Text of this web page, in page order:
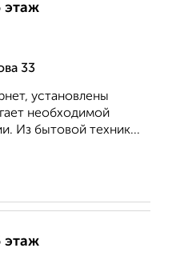
этаж
33
установлены
необходимой
Из бытовой техник...
этаж